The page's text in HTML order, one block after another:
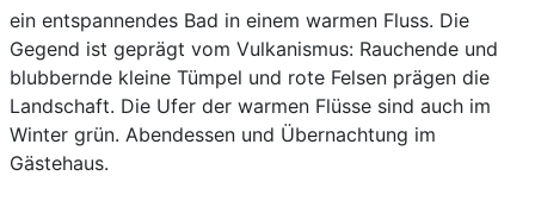
ein entspannendes Bad in einem warmen Fluss. Die
Gegend ist geprägt vom Vulkanismus: Rauchende und
blubbernde kleine Tümpel und rote Felsen prägen die
Landschaft. Die Ufer der warmen Flüsse sind auch im
Winter grün. Abendessen und Übernachtung im
Gästehaus.